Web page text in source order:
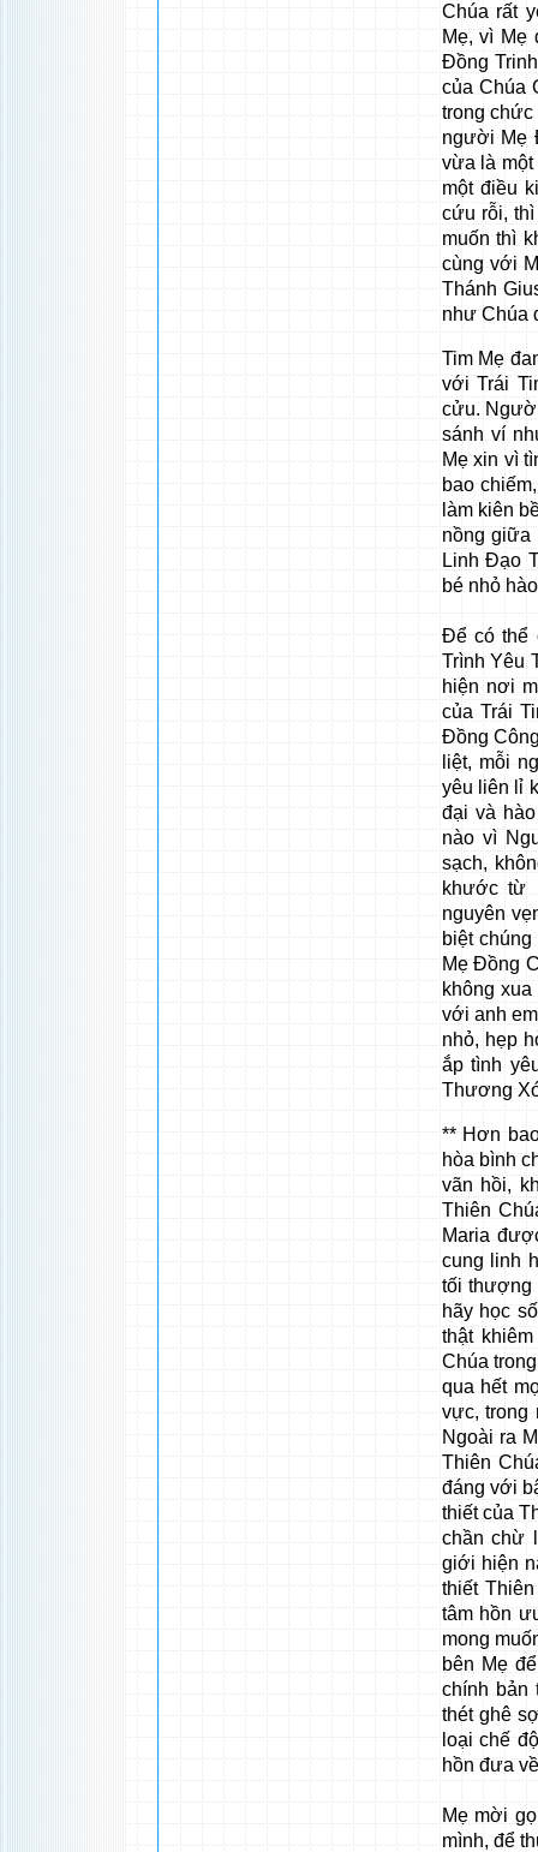
Chúa rất
Mẹ, vì Mẹ
Đồng
của Chúa
trong
người Mẹ
vừa là
một điều
cứu rỗi,
muốn thì
cùng với
Thánh
như Chúa
Tim Mẹ
với Trái
cửu.
sánh ví
Mẹ xin vì
bao
làm kiên
nồng giữa
Linh Đạo
bé nhỏ
Để có thể
Trình Yêu
hiện nơi
của Trái
Đồng
liệt, mỗi
yêu liên lỉ
đại và
nào vì
sạch,
khước từ
nguyên
biệt
Mẹ Đồng
không
với anh
nhỏ, hẹp
ắp tình
Thương
** Hơn
hòa bình
vãn hồi,
Thiên
Maria
cung linh
tối thượng
hãy học
thật
Chúa
qua hết
vực, trong
Ngoài ra
Thiên
đáng với
thiết của
chần chừ
giới hiện
thiết
tâm hồn
mong
bên Mẹ
chính bản
thét ghê
loại chế
hồn đưa
Mẹ mời
mình, để